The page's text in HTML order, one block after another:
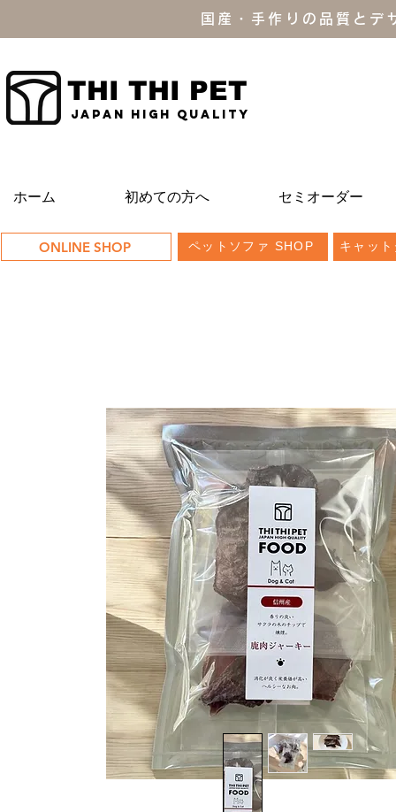
国産・手作りの品質と
THI THI PET
JAPAN high quality
ホーム 初めての方へ セミオーダー
ONLINE SHOP ペットソファ SHOP キャッ